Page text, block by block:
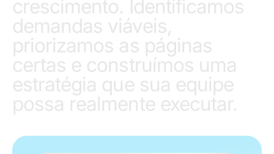
crescimento. Identificamos
demandas viáveis,
priorizamos as páginas
certas e construímos uma
estratégia que sua equipe
possa realmente executar.